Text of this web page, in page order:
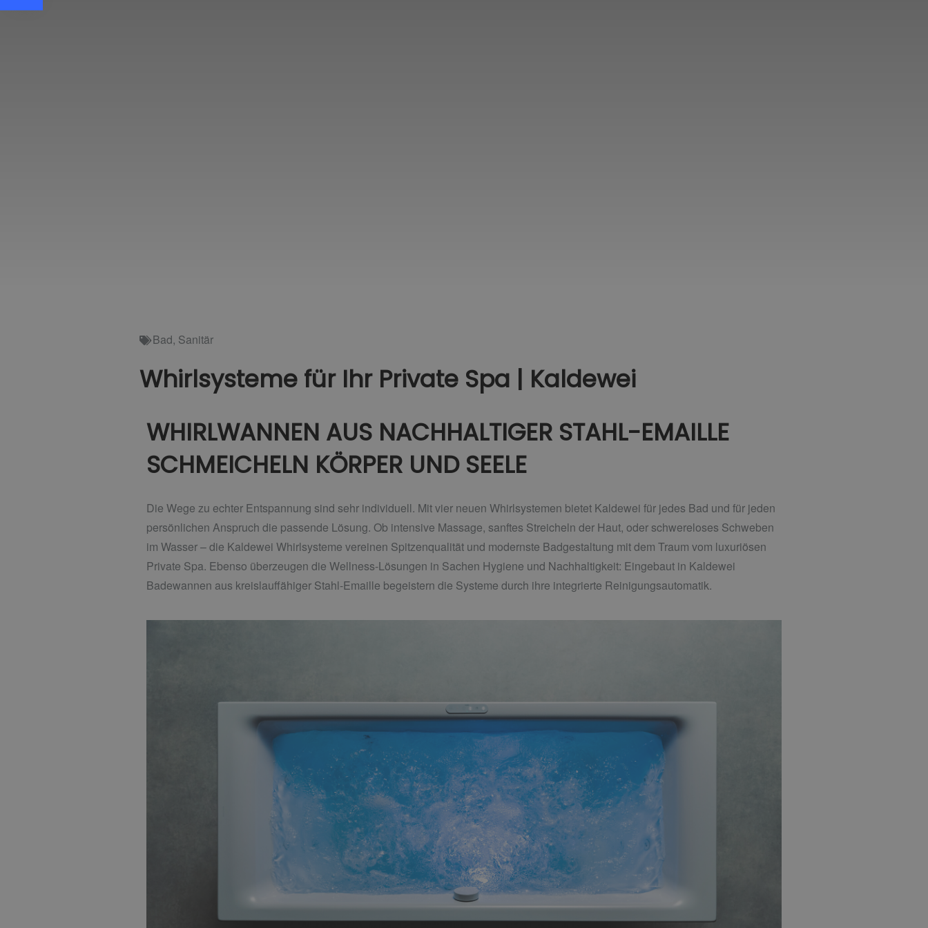
Bad, Sanitär
Whirlsysteme für Ihr Private Spa | Kaldewei
WHIRLWANNEN AUS NACHHALTIGER STAHL-EMAILLE
SCHMEICHELN KÖRPER UND SEELE
Die Wege zu echter Entspannung sind sehr individuell. Mit vier neuen Whirlsystemen bietet Kaldewei für jedes Bad und für jeden
persönlichen Anspruch die passende Lösung. Ob intensive Massage, sanftes Streicheln der Haut, oder schwereloses Schweben
im Wasser – die Kaldewei Whirlsysteme vereinen Spitzenqualität und modernste Badgestaltung mit dem Traum vom luxuriösen
Private Spa. Ebenso überzeugen die Wellness-Lösungen in Sachen Hygiene und Nachhaltigkeit: Eingebaut in Kaldewei
Badewannen aus kreislauffähiger Stahl-Emaille begeistern die Systeme durch ihre integrierte Reinigungsautomatik.